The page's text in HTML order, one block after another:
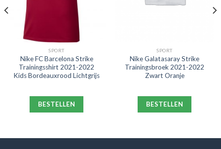
SPORT
Nike FC Barcelona Strike
Trainingsshirt 2021-2022
Kids Bordeauxrood Lichtgrijs
BESTELLEN
SPORT
Nike Galatasaray Strike
Trainingsbroek 2021-2022
Zwart Oranje
BESTELLEN